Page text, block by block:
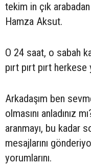
tekim in çık
Hamza Aksut.
O 24 saat, o sabah
pırt pırt pırt herkese
Arkadaşım ben
olmasını anladınız
aranmayı, bu kadar
mesajlarını
yorumlarını.